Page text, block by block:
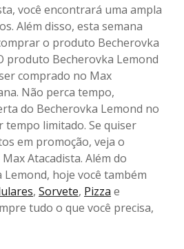
você encontrará uma ampla
Além disso, esta semana
o produto Becherovka
produto Becherovka Lemond
comprado no Max
Não perca tempo,
do Becherovka Lemond no
tempo limitado. Se quiser
em promoção, veja o
Atacadista. Além do
hoje você também
, Sorvete, Pizza e
tudo o que você precisa,